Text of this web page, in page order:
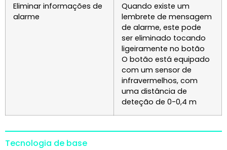
Eliminar informações de
alarme
Quando existe um
lembrete de mensagem
de alarme, este pode
ser eliminado tocando
ligeiramente no botão
O botão está equipado
com um sensor de
infravermelhos, com
uma distância de
deteção de 0-0,4 m
Tecnologia de base